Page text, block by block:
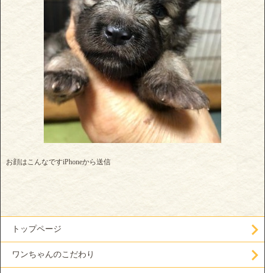
お顔はこんなですiPhoneから送信
トップページ
ワンちゃんのこだわり